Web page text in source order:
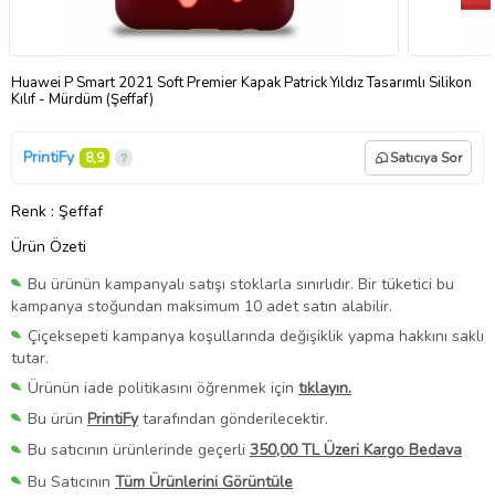
Huawei P Smart 2021 Soft Premier Kapak Patrick Yıldız Tasarımlı Silikon
Kılıf - Mürdüm (Şeffaf)
PrintiFy 8,9 Satıcıya Sor
Renk : Şeffaf
Ürün Özeti
Bu ürünün kampanyalı satışı stoklarla sınırlıdır. Bir tüketici bu
kampanya stoğundan maksimum 10 adet satın alabilir.
Çiçeksepeti kampanya koşullarında değişiklik yapma hakkını saklı
tutar.
Ürünün iade politikasını öğrenmek için tıklayın.
Bu ürün PrintiFytarafından gönderilecektir.
Bu satıcının ürünlerinde geçerli 350,00 TL Üzeri Kargo Bedava
Bu Satıcının Tüm Ürünlerini Görüntüle